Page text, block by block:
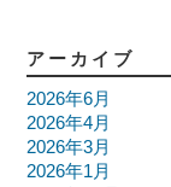
アーカイブ
2026年6月
2026年4月
2026年3月
2026年1月